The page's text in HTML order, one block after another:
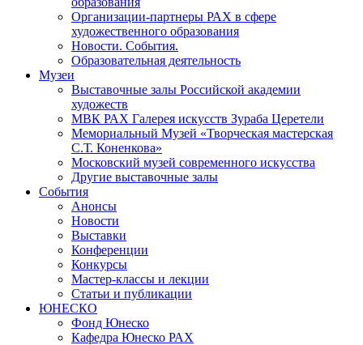
Организации-партнеры РАХ в сфере
художественного образования
Новости. События.
Образовательная деятельность
Музеи
Выставочные залы Российской академии
художеств
МВК РАХ Галерея искусств Зураба Церетели
Мемориальный Музей «Творческая мастерская
С.Т. Коненкова»
Московский музей современного искусства
Другие выставочные залы
События
Анонсы
Новости
Выставки
Конференции
Конкурсы
Мастер-классы и лекции
Статьи и публикации
ЮНЕСКО
Фонд Юнеско
Кафедра Юнеско РАХ